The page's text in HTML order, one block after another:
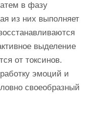
в фазу
из них выполняет
выделение
от токсинов.
эмоций и
своеобразный